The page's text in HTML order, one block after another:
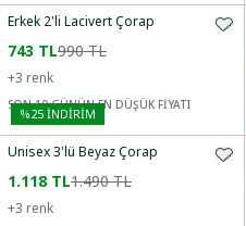
Erkek 2'li Lacivert Çorap
743 TL990 TL
+3 renk
SON 10 GÜNÜN EN DÜŞÜK FİYATI
%25 İNDİRİM
Unisex 3'lü Beyaz Çorap
1.118 TL1.490 TL
+3 renk